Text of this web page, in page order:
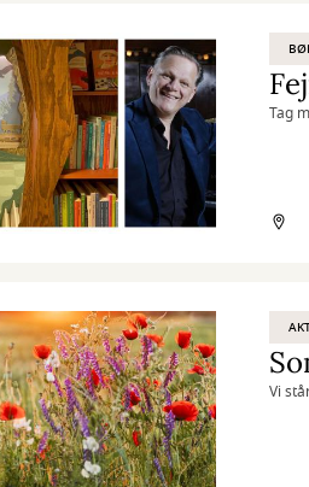
Tag
Vi